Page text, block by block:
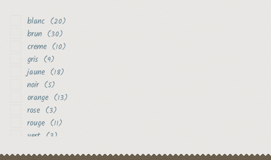
blanc (20)
brun (30)
creme (10)
gris (9)
jaune (18)
noir (5)
orange (13)
rose (3)
rouge (11)
vert (3)